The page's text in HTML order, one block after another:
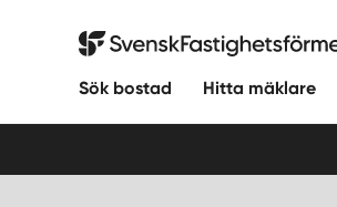
Svensk Fastighetsförmedling
Sök bostad Hitta mäklare